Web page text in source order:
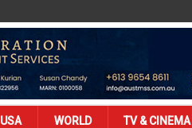
USA WORLD TV & CINEMA